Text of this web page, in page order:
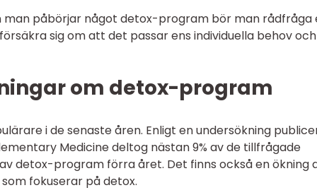
påbörjar något detox-program bör man rådfråga
sig om att det passar ens individuella behov och
om detox-program
i de senaste åren. Enligt en undersökning
Medicine deltog nästan 9% av de tillfrågade
detox-program förra året. Det finns också en ökning
fokuserar på detox.